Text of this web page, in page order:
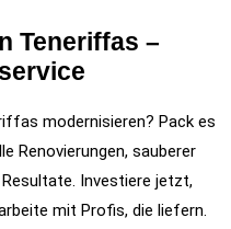
Teneriffas –
modernisieren? Pack es
Renovierungen, sauberer
Investiere jetzt,
mit Profis, die liefern.